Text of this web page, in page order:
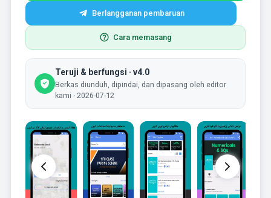
Berlangganan pembaruan
Cara memasang
Teruji & berfungsi · v4.0
Berkas diunduh, dipindai, dan dipasang oleh editor
kami · 2026-07-12